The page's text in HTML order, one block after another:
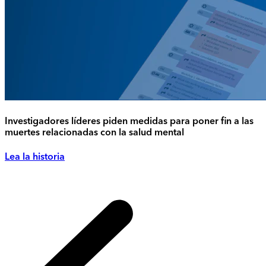
Investigadores líderes piden medidas para poner fin a las
muertes relacionadas con la salud mental
Lea la historia